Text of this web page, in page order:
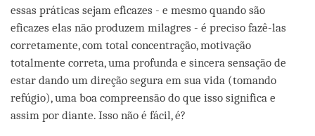
essas práticas sejam eficazes - e mesmo quando são
eficazes elas não produzem milagres - é preciso fazê-las
corretamente, com total concentração, motivação
totalmente correta, uma profunda e sincera sensação de
estar dando um direção segura em sua vida (tomando
refúgio), uma boa compreensão do que isso significa e
assim por diante. Isso não é fácil, é?